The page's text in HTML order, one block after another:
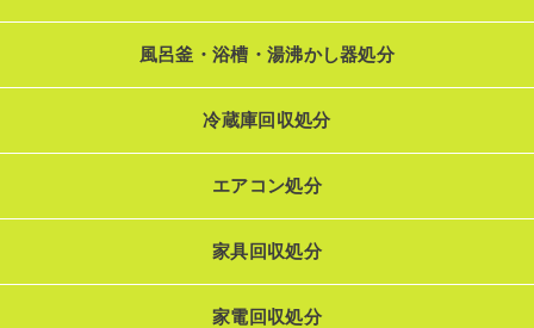
風呂釜・浴槽・湯沸かし器処分
冷蔵庫回収処分
エアコン処分
家具回収処分
家電回収処分